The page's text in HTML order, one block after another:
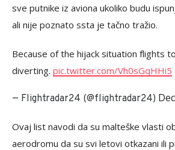
sve putnike iz aviona ukoliko budu
ali nije poznato ssta je tačno tražio.
Because of the hijack situation flights
diverting. pic.twitter.com/Vh0sGqHHi5
— Flightradar24 (@flightradar24)
Ovaj list navodi da su malteške vlasti
aerodromu da su svi letovi otkazani ili